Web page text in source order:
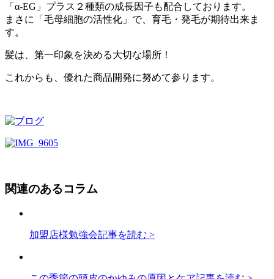
「α-EG」プラス２種類の成長因子も配合しております。
まさに「毛母細胞の活性化」で、育毛・発毛が期待出来ま
す。
髪は、第一印象を決める大切な場所！
これからも、優れた商品開発に努めて参ります。
関連のあるコラム
加盟店様勉強会記事を読む >